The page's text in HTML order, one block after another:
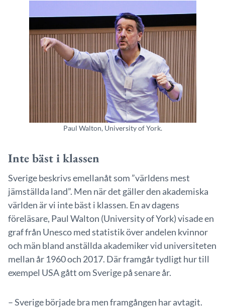
Paul Walton, University of York.
Inte bäst i klassen
Sverige beskrivs emellanåt som ”världens mest
jämställda land”. Men när det gäller den akademiska
världen är vi inte bäst i klassen. En av dagens
föreläsare, Paul Walton (University of York) visade en
graf från Unesco med statistik över andelen kvinnor
och män bland anställda akademiker vid universiteten
mellan år 1960 och 2017. Där framgår tydligt hur till
exempel USA gått om Sverige på senare år.
– Sverige började bra men framgången har avtagit.